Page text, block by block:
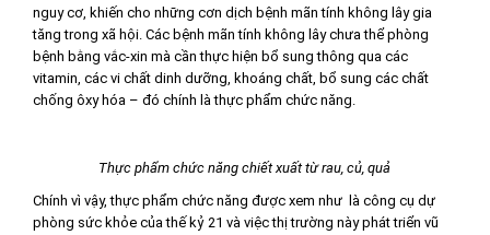
nguy cơ, khiến cho những cơn dịch bệnh mãn tính không lây gia
tăng trong xã hội. Các bệnh mãn tính không lây chưa thể phòng
bệnh bằng vắc-xin mà cần thực hiện bổ sung thông qua các
vitamin, các vi chất dinh dưỡng, khoáng chất, bổ sung các chất
chống ôxy hóa – đó chính là thực phẩm chức năng.
Thực phẩm chức năng chiết xuất từ rau, củ, quả
Chính vì vậy, thực phẩm chức năng được xem như là công cụ dự
phòng sức khỏe của thế kỷ 21 và việc thị trường này phát triển vũ